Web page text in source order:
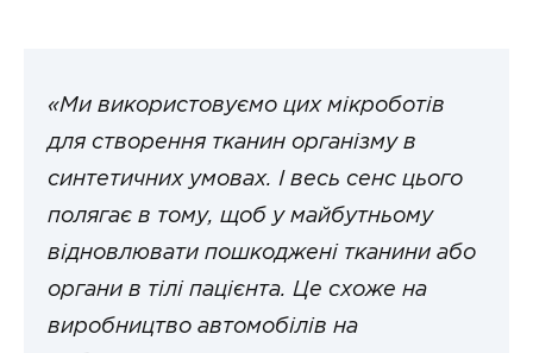
«Ми використовуємо цих мікроботів
для створення тканин організму в
синтетичних умовах. І весь сенс цього
полягає в тому, щоб у майбутньому
відновлювати пошкоджені тканини або
органи в тілі пацієнта. Це схоже на
виробництво автомобілів на